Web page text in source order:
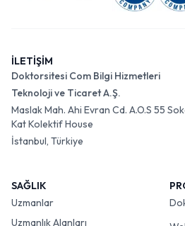
İLETİŞİM
Doktorsitesi Com Bilgi Hizmetleri
Teknoloji ve Ticaret A.Ş.
Maslak Mah. Ahi Evran Cd. A.O.S 55
Kat Kolektif House
İstanbul, Türkiye
SAĞLIK
Uzmanlar
Uzmanlık Alanları